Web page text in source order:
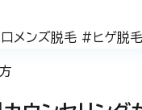
メンズ脱毛 #ヒゲ脱